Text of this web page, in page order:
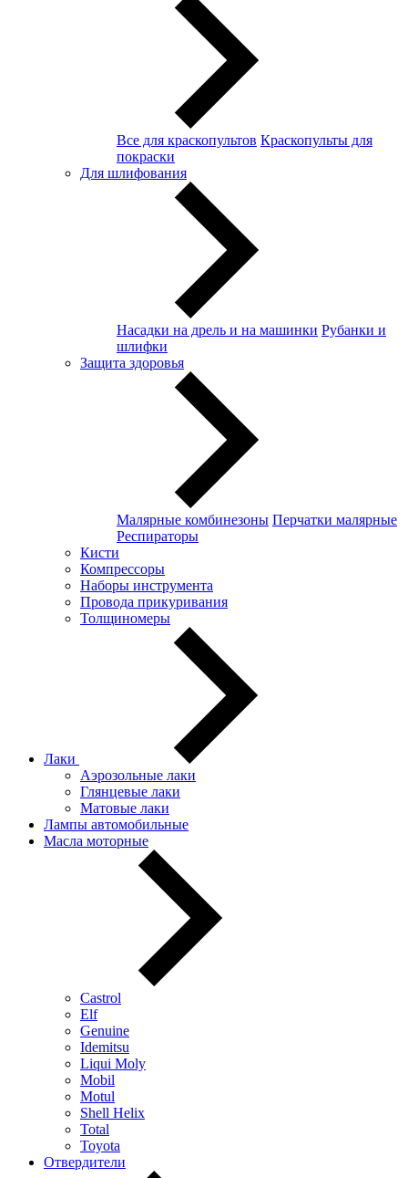
Все для краскопультов Краскопульты для
покраски
Для шлифования
Насадки на дрель и на машинки Рубанки и
шлифки
Защита здоровья
Малярные комбинезоны Перчатки малярные
Респираторы
Кисти
Компрессоры
Наборы инструмента
Провода прикуривания
Толщиномеры
Лаки
Аэрозольные лаки
Глянцевые лаки
Матовые лаки
Лампы автомобильные
Масла моторные
Castrol
Elf
Genuine
Idemitsu
Liqui Moly
Mobil
Motul
Shell Helix
Total
Toyota
Отвердители